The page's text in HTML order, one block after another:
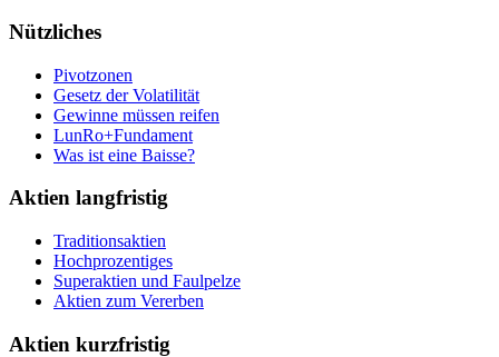
Nützliches
Pivotzonen
Gesetz der Volatilität
Gewinne müssen reifen
LunRo+Fundament
Was ist eine Baisse?
Aktien langfristig
Traditionsaktien
Hochprozentiges
Superaktien und Faulpelze
Aktien zum Vererben
Aktien kurzfristig